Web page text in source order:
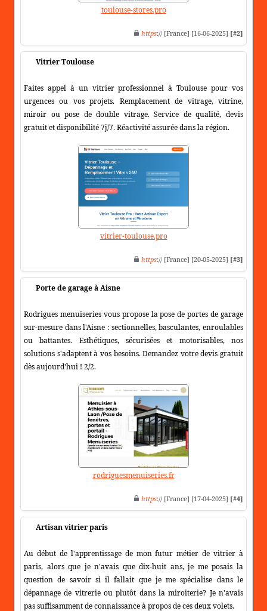
toulouse-stores.pro
https:// [France] [16-06-2025] [#2]
Vitrier Toulouse
Faites appel à un vitrier professionnel à Toulouse pour vos
urgences ou vos projets. Remplacement de vitrage, vitrine,
miroir ou pose de double vitrage. Service de qualité, devis
gratuit et disponibilité 7j/7. Réactivité assurée dans la région.
vitrier-toulouse.pro
https:// [France] [20-05-2025] [#3]
Porte de garage à Aisne
Rodrigues menuiseries vous propose la pose de portes de garage
sur-mesure dans l'Aisne : sectionnelles, basculantes, enroulables
ou battantes. Esthétiques, sécurisées et motorisables, nos
solutions s'adaptent à vos besoins. Demandez votre devis gratuit
dès aujourd'hui ! 2/2.
rodriguesmenuiseries.fr
https:// [France] [17-04-2025] [#4]
Artisan vitrier paris
Au début de l'apprentissage de mon futur métier de vitrier à
paris, alors que je n'avais que dix-huit ans, je me posais la
question de savoir si il fallait que je me spécialise dans le
dépannage de vitrerie ou plutôt dans la miroiterie? Je n'avais
pas suffisamment de connaissance à propos de ces deux volets.